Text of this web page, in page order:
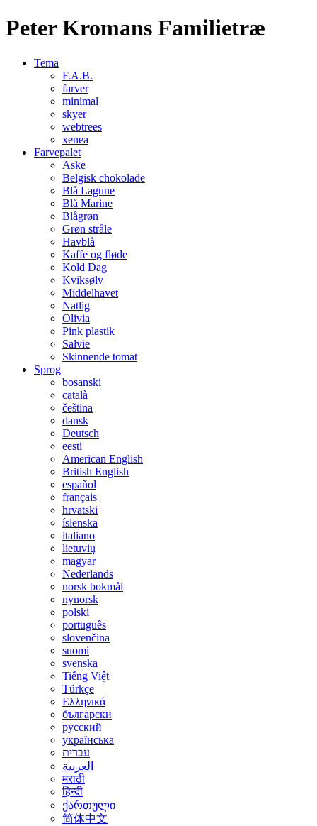
Peter Kromans Familietræ
Tema
F.A.B.
farver
minimal
skyer
webtrees
xenea
Farvepalet
Aske
Belgisk chokolade
Blå Lagune
Blå Marine
Blågrøn
Grøn stråle
Havblå
Kaffe og fløde
Kold Dag
Kviksølv
Middelhavet
Natlig
Olivia
Pink plastik
Salvie
Skinnende tomat
Sprog
bosanski
català
čeština
dansk
Deutsch
eesti
American English
British English
español
français
hrvatski
íslenska
italiano
lietuvių
magyar
Nederlands
norsk bokmål
nynorsk
polski
português
slovenčina
suomi
svenska
Tiếng Việt
Türkçe
Ελληνικά
български
русский
українська
עברית
العربية
मराठी
हिन्दी
ქართული
简体中文